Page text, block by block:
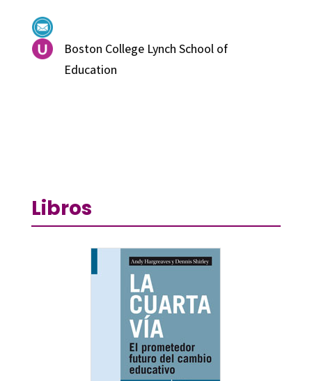
Boston College Lynch School of
Education
Libros